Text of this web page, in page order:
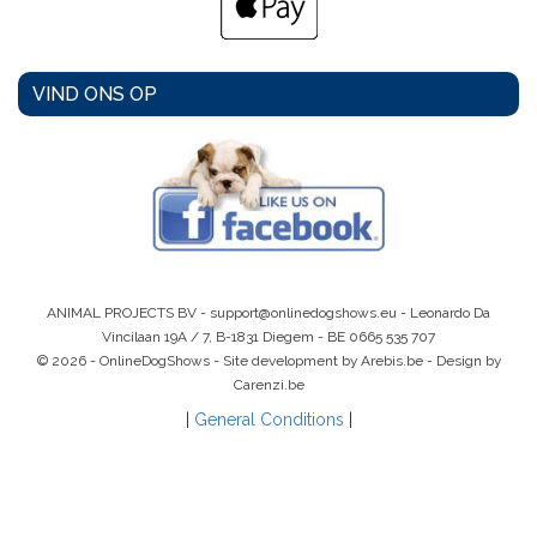
VIND ONS OP
ANIMAL PROJECTS BV - support@onlinedogshows.eu - Leonardo Da
Vincilaan 19A / 7, B-1831 Diegem - BE 0665 535 707
© 2026 - OnlineDogShows - Site development by Arebis.be - Design by
Carenzi.be
General Conditions